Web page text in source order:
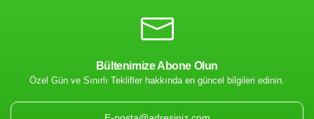
Bültenimize Abone Olun
Özel Gün ve Sınırlı Teklifler hakkında en güncel bilgileri edinin.